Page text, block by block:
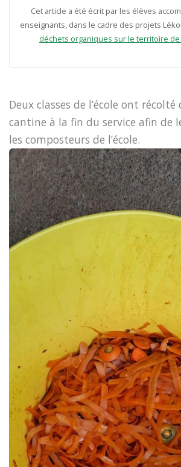
Cet article a été écrit par les élèves
enseignants, dans le cadre des projets
déchets organiques sur le territoire
Deux classes de l’école ont récolté
cantine à la fin du service afin de
les composteurs de l’école.